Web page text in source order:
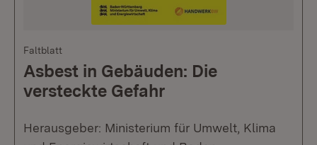
Faltblatt
Asbest in Gebäuden: Die
versteckte Gefahr
Herausgeber: Ministerium für Umwelt, Klima